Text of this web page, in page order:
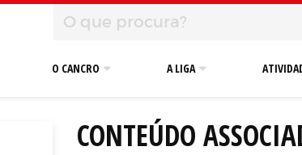
O CANCRO A LIGA
CONTEÚDO